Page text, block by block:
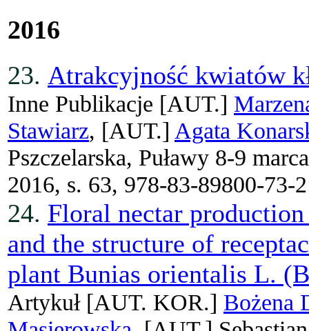
2016
23. Atrakcyjność kwiatów
Inne Publikacje [AUT.]
Stawiarz, [AUT.] Agata
Pszczelarska, Puławy 8-9
2016, s. 63, 978-83-89800-73-2
24. Floral nectar
and the structure of
plant Bunias orientalis L.
Artykuł[AUT. KOR.] Bożena